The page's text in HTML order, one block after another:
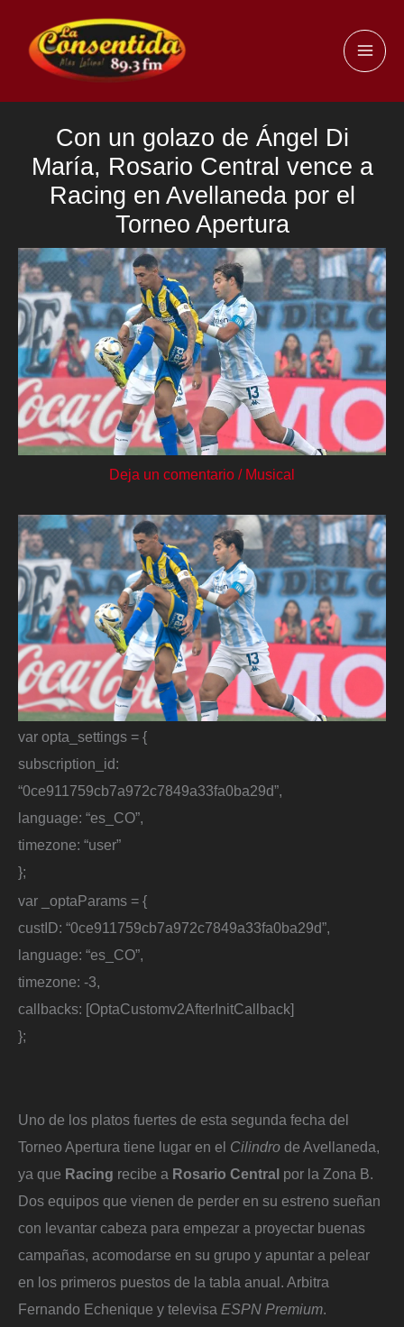
contenido
Con un golazo de Ángel Di
María, Rosario Central vence a
Racing en Avellaneda por el
Torneo Apertura
Deja un comentario / Musical
var opta_settings = {
subscription_id:
“0ce911759cb7a972c7849a33fa0ba29d”,
language: “es_CO”,
timezone: “user”
};
var _optaParams = {
custID: “0ce911759cb7a972c7849a33fa0ba29d”,
language: “es_CO”,
timezone: -3,
callbacks: [OptaCustomv2AfterInitCallback]
};
Uno de los platos fuertes de esta segunda fecha del
Torneo Apertura tiene lugar en el Cilindro de Avellaneda,
ya que Racing recibe a Rosario Central por la Zona B.
Dos equipos que vienen de perder en su estreno sueñan
con levantar cabeza para empezar a proyectar buenas
campañas, acomodarse en su grupo y apuntar a pelear
en los primeros puestos de la tabla anual. Arbitra
Fernando Echenique y televisa ESPN Premium.